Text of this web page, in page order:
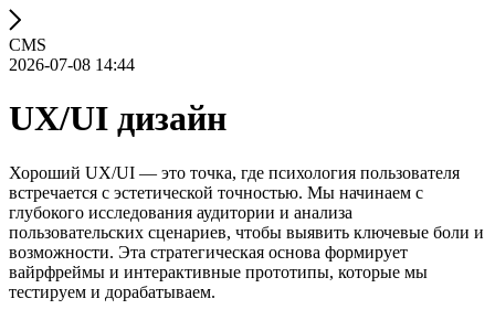
CMS
2026-07-08 14:44
UX/UI дизайн
Хороший UX/UI — это точка, где психология пользователя
встречается с эстетической точностью. Мы начинаем с
глубокого исследования аудитории и анализа
пользовательских сценариев, чтобы выявить ключевые боли и
возможности. Эта стратегическая основа формирует
вайрфреймы и интерактивные прототипы, которые мы
тестируем и дорабатываем.